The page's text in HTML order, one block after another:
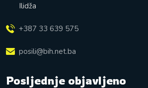
Ilidža
+387 33 639 575
posili@bih.net.ba
Posljednje objavljeno